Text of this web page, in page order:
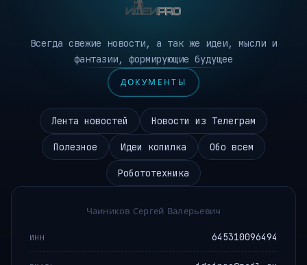
Всегда свежие новости, а так же идеи, мысли и
фантазии, формирующие будущее
ДОКУМЕНТЫ
Лента новостей Новости из Телеграм
Полезное Идеи копилка Обо всем
Робототехника
Чаиников Сергей Валерьевич
ИНН 645310096494